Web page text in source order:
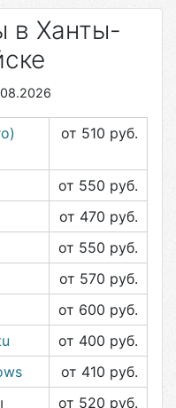
в Ханты-
от 510 руб.
от 550 руб.
от 470 руб.
от 550 руб.
от 570 руб.
от 600 руб.
от 400 руб.
от 410 руб.
от 520 руб.